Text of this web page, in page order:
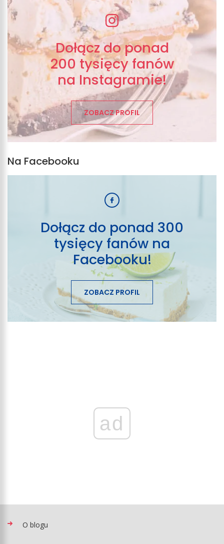
Dołącz do ponad
200 tysięcy fanów
na Instagramie!
ZOBACZ PROFIL
Na Facebooku
Dołącz do ponad 300
tysięcy fanów na
Facebooku!
ZOBACZ PROFIL
ad
O blogu